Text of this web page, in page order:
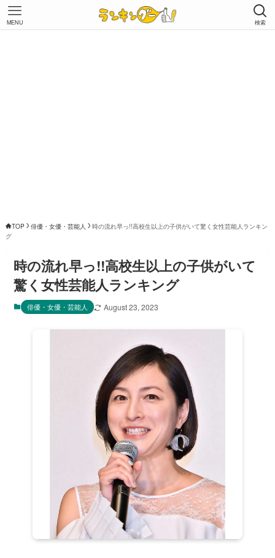
検索
MENU
TOP 俳優・女優・芸能人
時の流れ早っ!!高校生以上の子供がいて驚く女性芸能人ランキン
グ
時の流れ早っ!!高校生以上の子供がいて
驚く女性芸能人ランキング
俳優・女優・芸能人 August 23, 2023